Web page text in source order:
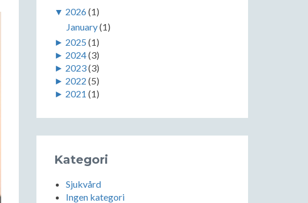
▼ 2026(1)
January(1)
► 2025 (1)
► 2024(3)
► 2023(3)
► 2022 (5)
► 2021 (1)
Kategori
Sjukvård
Ingen kategori